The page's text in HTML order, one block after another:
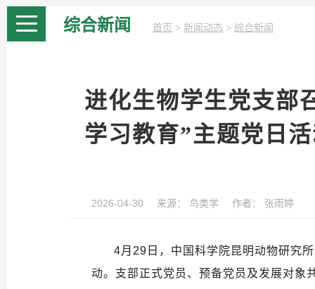
综合新闻 首页 > 新闻动态 > 综合新闻
进化生物学生党支部
学习教育”主题党日
2026-04-30 来源： 鸟类学 作者： 张雨婷
4月 29 日，中国科学院昆明动物研究
动。支部正式党员、预备党员及发展对象